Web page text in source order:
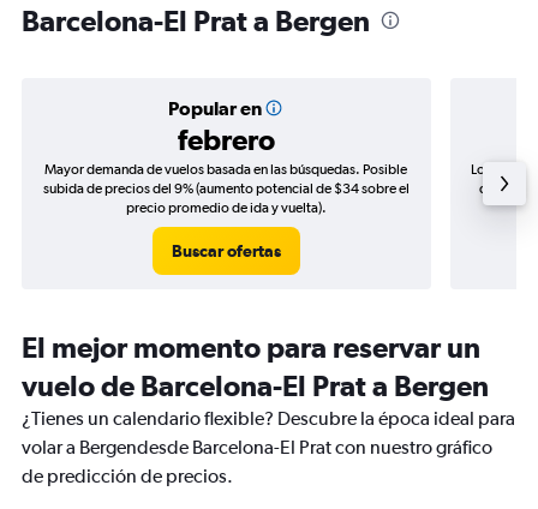
Barcelona-El Prat a Bergen
Popular en
febrero
Mayor demanda de vuelos basada en las búsquedas. Posible
subida de precios del 9% (aumento potencial de $34 sobre el
precio promedio de ida y vuelta).
Buscar ofertas
Los
de
El mejor momento para reservar un
vuelo de Barcelona-El Prat a Bergen
¿Tienes un calendario flexible? Descubre la época ideal para
volar a Bergendesde Barcelona-El Prat con nuestro gráfico
de predicción de precios.